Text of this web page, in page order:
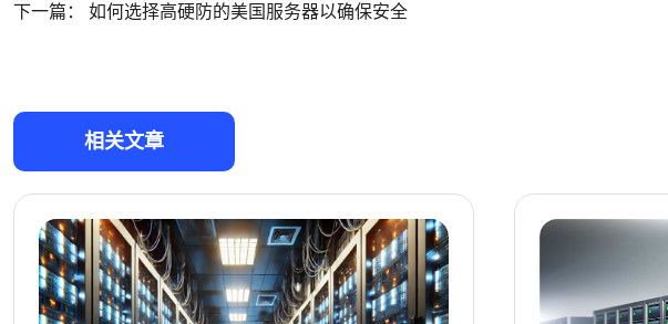
下一篇：
如何选择高硬防的美国服务器以确保安全
相关文章